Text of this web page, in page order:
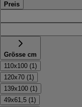
Preis
Grösse cm
110x100 (1)
120x70 (1)
139x100 (1)
49x61,5 (1)